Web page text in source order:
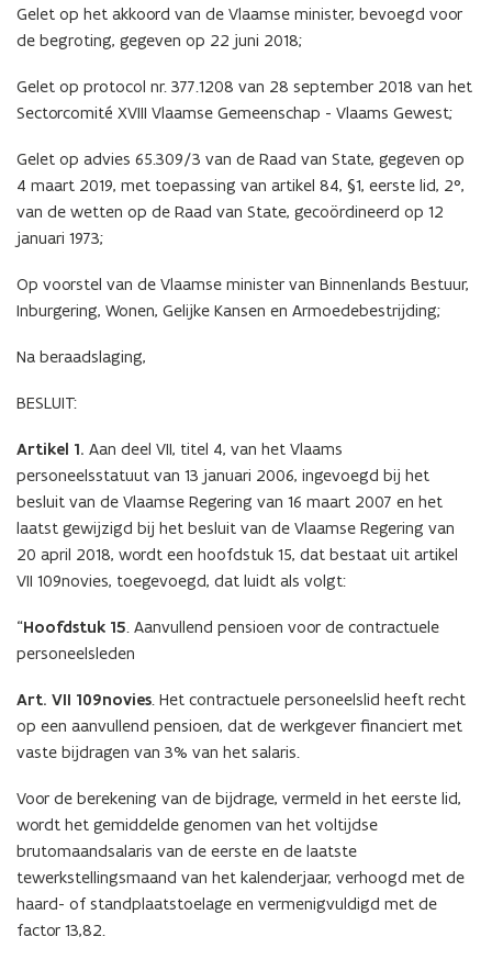
Gelet op het akkoord van de Vlaamse minister, bevoegd voor
de begroting, gegeven op 22 juni 2018;
Gelet op protocol nr. 377.1208 van 28 september 2018 van het
Sectorcomité XVIII Vlaamse Gemeenschap - Vlaams Gewest;
Gelet op advies 65.309/3 van de Raad van State, gegeven op
4 maart 2019, met toepassing van artikel 84, §1, eerste lid, 2°,
van de wetten op de Raad van State, gecoördineerd op 12
januari 1973;
Op voorstel van de Vlaamse minister van Binnenlands Bestuur,
Inburgering, Wonen, Gelijke Kansen en Armoedebestrijding;
Na beraadslaging,
BESLUIT:
Artikel 1. Aan deel VII, titel 4, van het Vlaams
personeelsstatuut van 13 januari 2006, ingevoegd bij het
besluit van de Vlaamse Regering van 16 maart 2007 en het
laatst gewijzigd bij het besluit van de Vlaamse Regering van
20 april 2018, wordt een hoofdstuk 15, dat bestaat uit artikel
VII 109novies, toegevoegd, dat luidt als volgt:
“Hoofdstuk 15. Aanvullend pensioen voor de contractuele
personeelsleden
Art. VII 109novies. Het contractuele personeelslid heeft recht
op een aanvullend pensioen, dat de werkgever financiert met
vaste bijdragen van 3% van het salaris.
Voor de berekening van de bijdrage, vermeld in het eerste lid,
wordt het gemiddelde genomen van het voltijdse
brutomaandsalaris van de eerste en de laatste
tewerkstellingsmaand van het kalenderjaar, verhoogd met de
haard- of standplaatstoelage en vermenigvuldigd met de
factor 13,82.